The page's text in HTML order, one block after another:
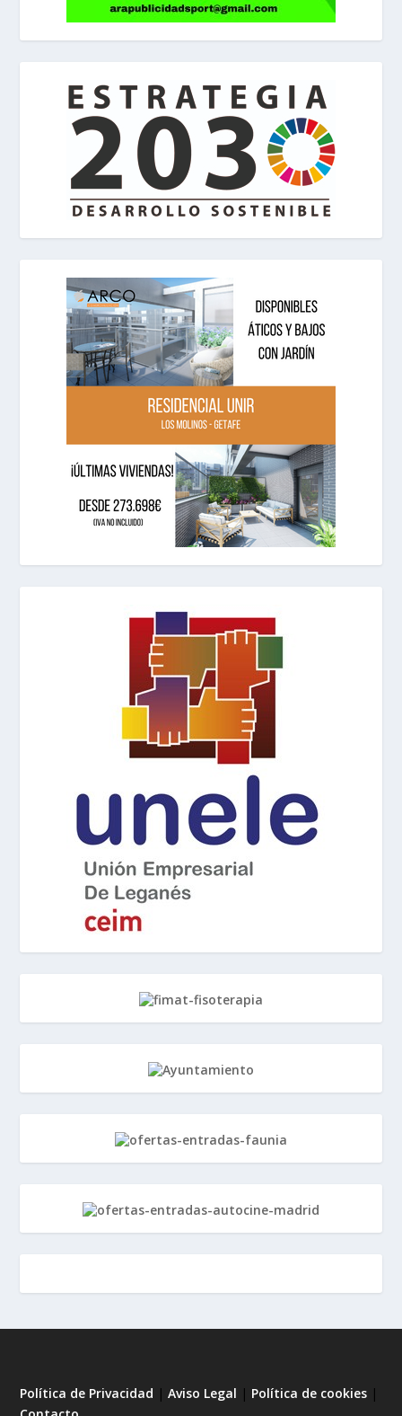
Política de Privacidad |Aviso Legal | Política de cookies |